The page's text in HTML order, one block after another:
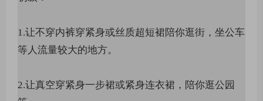
1.让不穿内裤穿紧身或丝质超短裙陪你逛街，坐公车
等人流量较大的地方。
2.让真空穿紧身一步裙或紧身连衣裙，陪你逛公园